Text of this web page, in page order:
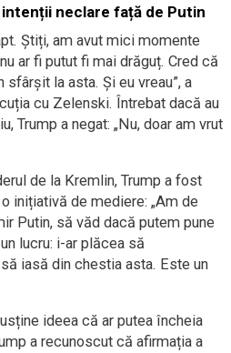
neclare față de Putin
Știți, am avut mici momente
ar fi putut fi mai drăguț. Cred că
la asta. Și eu vreau”, a
cu Zelenski. Întrebat dacă au
Trump a negat: „Nu, doar am vrut
de la Kremlin, Trump a fost
inițiativă de mediere: „Am de
Putin, să văd dacă putem pune
lucru: i-ar plăcea să
iasă din chestia asta. Este un
ideea că ar putea încheia
a recunoscut că afirmația a